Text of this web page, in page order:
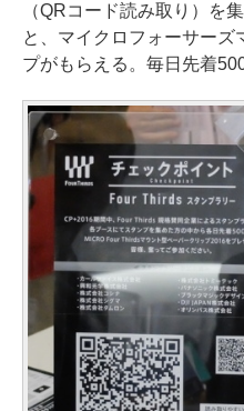
（QRコード読み取り）を
と、マイクロフォーサーズ
プがもらえる。毎日先着500